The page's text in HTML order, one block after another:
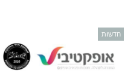
חדשות